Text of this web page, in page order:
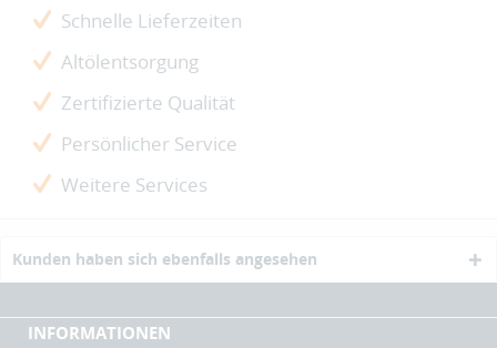
Schnelle Lieferzeiten
Altölentsorgung
Zertifizierte Qualität
Persönlicher Service
Weitere Services
Kunden haben sich ebenfalls angesehen
INFORMATIONEN